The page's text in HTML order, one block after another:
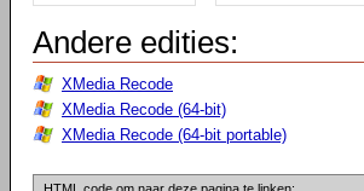
Andere edities:
XMedia Recode
XMedia Recode (64-bit)
XMedia Recode (64-bit portable)